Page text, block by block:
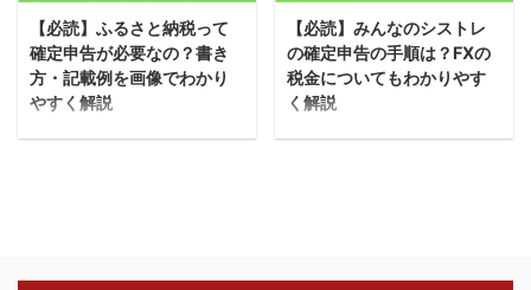
【必読】ふるさと納税って
確定申告が必要なの？書き
方・記載例を画像でわかり
やすく解説
今回はふるさと納税の確
の？ そんな人に向けて解
【必読】みんなのシストレ
の確定申告の手順は？FXの
税金についてもわかりやす
く解説
今回はみんなのシストレ
必要なの？どうやってす